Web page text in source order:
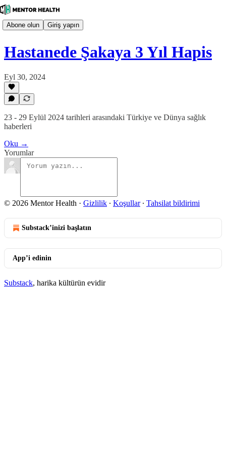
Abone olun Giriş yapın
Hastanede Şakaya 3 Yıl Hapis
Eyl 30, 2024
23 - 29 Eylül 2024 tarihleri arasındaki Türkiye ve Dünya sağlık
haberleri
Oku →
Yorumlar
© 2026 Mentor Health · Gizlilik ∙ Koşullar∙ Tahsilat bildirimi
Substack’inizi başlatın
App’i edinin
Substack, harika kültürün evidir